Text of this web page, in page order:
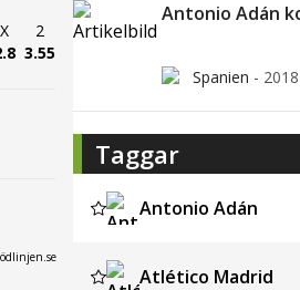
X
2
3.55
Antonio Adán
Spanien -
Taggar
Antonio Adán
Atlético Madrid